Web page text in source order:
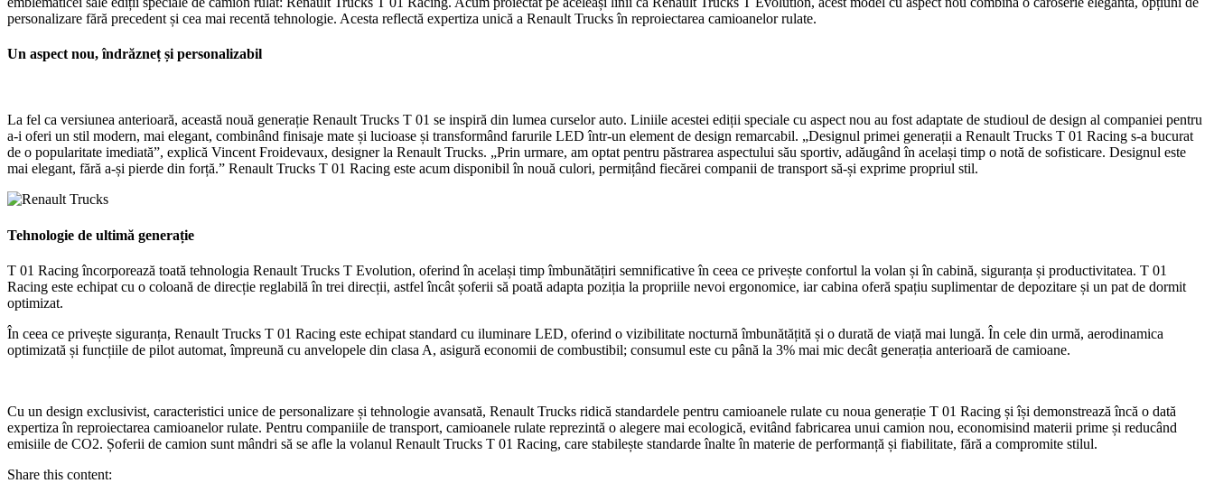
personalizare fără precedent și cea mai recentă tehnologie. Acesta reflectă expertiza unică a Renault Trucks în reproiectarea camioanelor rulate.
Un aspect nou, îndrăzneț și personalizabil
La fel ca versiunea anterioară, această nouă generație Renault Trucks T 01 se inspiră din lumea curselor auto. Liniile acestei ediții speciale cu aspect nou au fost adaptate de studioul de design al companiei pentru
a-i oferi un stil modern, mai elegant, combinând finisaje mate și lucioase și transformând farurile LED într-un element de design remarcabil. „Designul primei generații a Renault Trucks T 01 Racing s-a bucurat
de o popularitate imediată”, explică Vincent Froidevaux, designer la Renault Trucks. „Prin urmare, am optat pentru păstrarea aspectului său sportiv, adăugând în același timp o notă de sofisticare. Designul este
mai elegant, fără a-și pierde din forță.” Renault Trucks T 01 Racing este acum disponibil în nouă culori, permițând fiecărei companii de transport să-și exprime propriul stil.
Tehnologie de ultimă generație
T 01 Racing încorporează toată tehnologia Renault Trucks T Evolution, oferind în același timp îmbunătățiri semnificative în ceea ce privește confortul la volan și în cabină, siguranța și productivitatea. T 01
Racing este echipat cu o coloană de direcție reglabilă în trei direcții, astfel încât șoferii să poată adapta poziția la propriile nevoi ergonomice, iar cabina oferă spațiu suplimentar de depozitare și un pat de dormit
optimizat.
În ceea ce privește siguranța, Renault Trucks T 01 Racing este echipat standard cu iluminare LED, oferind o vizibilitate nocturnă îmbunătățită și o durată de viață mai lungă. În cele din urmă, aerodinamica
optimizată și funcțiile de pilot automat, împreună cu anvelopele din clasa A, asigură economii de combustibil; consumul este cu până la 3% mai mic decât generația anterioară de camioane.
Cu un design exclusivist, caracteristici unice de personalizare și tehnologie avansată, Renault Trucks ridică standardele pentru camioanele rulate cu noua generație T 01 Racing și își demonstrează încă o dată
expertiza în reproiectarea camioanelor rulate. Pentru companiile de transport, camioanele rulate reprezintă o alegere mai ecologică, evitând fabricarea unui camion nou, economisind materii prime și reducând
emisiile de CO2. Șoferii de camion sunt mândri să se afle la volanul Renault Trucks T 01 Racing, care stabilește standarde înalte în materie de performanță și fiabilitate, fără a compromite stilul.
Share this content: